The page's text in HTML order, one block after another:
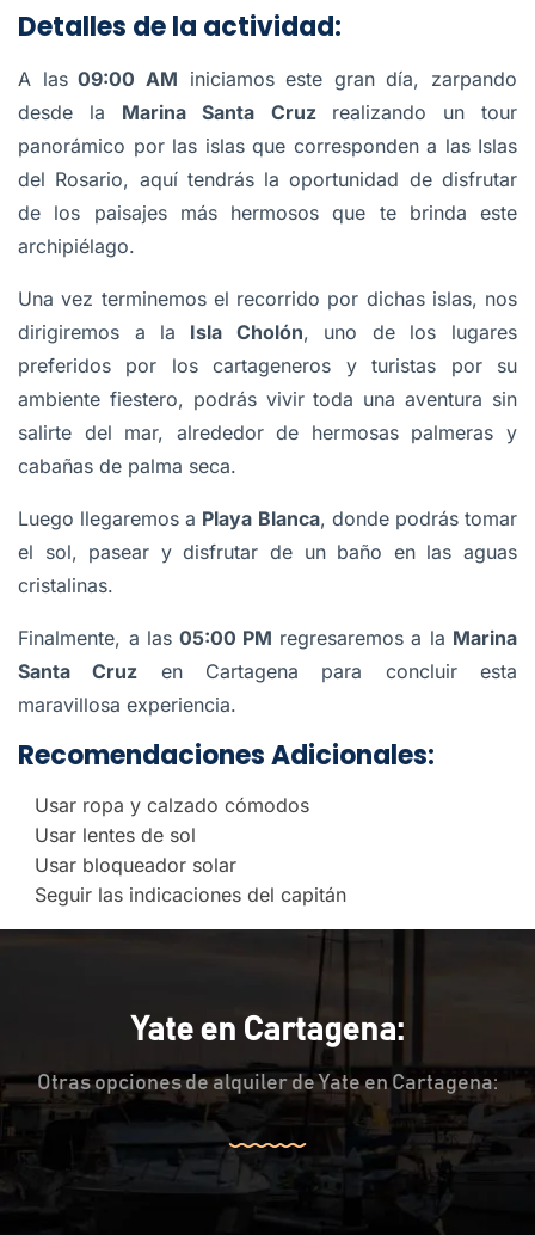
Detalles de la actividad:
A las09:00 AM iniciamos este gran día, zarpando
desde la Marina Santa Cruz realizando un tour
panorámico por las islas que corresponden a las Islas
del Rosario, aquí tendrás la oportunidad de disfrutar
de los paisajes más hermosos que te brinda este
archipiélago.
Una vez terminemos el recorrido por dichas islas, nos
dirigiremos a la Isla Cholón, uno de los lugares
preferidos por los cartageneros y turistas por su
ambiente fiestero, podrás vivir toda una aventura sin
salirte del mar, alrededor de hermosas palmeras y
cabañas de palma seca.
Luego llegaremos a Playa Blanca, donde podrás tomar
el sol, pasear y disfrutar de un baño en las aguas
cristalinas.
Finalmente, a las 05:00 PM regresaremos a la Marina
Santa Cruz en Cartagena para concluir esta
maravillosa experiencia.
Recomendaciones Adicionales:
Usar ropa y calzado cómodos
Usar lentes de sol
Usar bloqueador solar
Seguir las indicaciones del capitán
Yate en Cartagena:
Otras opciones de alquiler de Yate en Cartagena: